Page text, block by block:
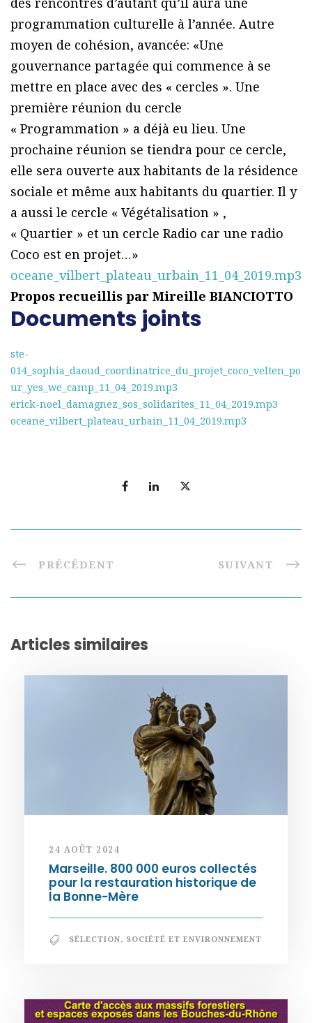
programmation culturelle à l’année. Autre
moyen de cohésion, avancée: «Une
gouvernance partagée qui commence à se
mettre en place avec des « cercles ». Une
première réunion du cercle
« Programmation » a déjà eu lieu. Une
prochaine réunion se tiendra pour ce cercle,
elle sera ouverte aux habitants de la résidence
sociale et même aux habitants du quartier. Il y
a aussi le cercle « Végétalisation » ,
« Quartier » et un cercle Radio car une radio
Coco est en projet…»
oceane_vilbert_plateau_urbain_11_04_2019.mp3
Propos recueillis par Mireille BIANCIOTTO
Documents joints
ste-
014_sophia_daoud_coordinatrice_du_projet_coco_velten_po
ur_yes_we_camp_11_04_2019.mp3
erick-noel_damagnez_sos_solidarites_11_04_2019.mp3
oceane_vilbert_plateau_urbain_11_04_2019.mp3
PRÉCÉDENT SUIVANT
Articles similaires
24 AOÛT 2024
Marseille. 800 000 euros collectés
pour la restauration historique de
la Bonne-Mère
SÉLECTION, SOCIÉTÉ ET ENVIRONNEMENT